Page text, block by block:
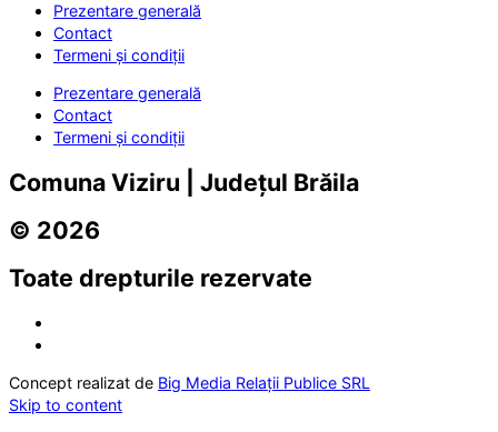
Prezentare generală
Contact
Termeni și condiții
Prezentare generală
Contact
Termeni și condiții
Comuna Viziru | Județul Brăila
© 2026
Toate drepturile rezervate
Concept realizat de Big Media Relații Publice SRL
Skip to content